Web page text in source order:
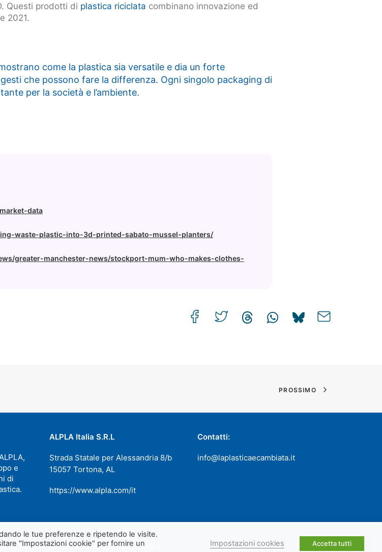
Questi prodotti di plastica riciclata combinano innovazione ed
2021.
come la plastica sia versatile e dia un forte
che possono fare la differenza. Ogni singolo packaging di
per la società e l’ambiente.
data
waste-plastic-into-3d-printed-sabato-mussel-planters/
greater-manchester-news/stockport-mum-who-makes-clothes-
PROSSIMO
e
di
ALPLA Italia S.R.L
Strada Statale per Alessandria 8/b
15057 Tortona, AL
https://www.alpla.com/it
Contatti:
info@laplasticaecambiata.it
– © 2021 La plastica è cambiata –Credits
le tue preferenze e ripetendo le visite.
"Impostazioni cookie" per fornire un
Impostazioni cookies Accetta tutti